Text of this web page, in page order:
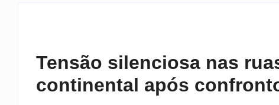
Tensão silenciosa nas
continental após